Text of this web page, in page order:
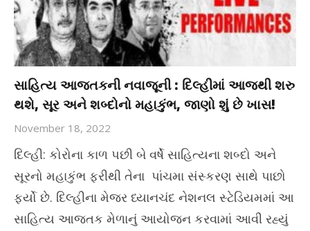
સાહિત્ય આજતકની નવાજૂની : દિલ્હીમાં આજથી શરુ
થશે, સૂર અને શબ્દોનો મહાકુંભ, જાણો શું છે ખાસ!
November 18, 2022
દિલ્હી: કોરોના કાળ પછી બે વર્ષે સાહિત્યના શબ્દો અને
સૂરનો મહાકુંભ ફરીથી તેના પાંચમા સંસ્કરણ સાથે પાછો
ફર્યો છે. દિલ્હીના મેજર ધ્યાનચંદ નેશનલ સ્ટેડિયમમાં આ
સાહિત્ય આજતક મેળાનું આયોજન કરવામાં આવી રહ્યું